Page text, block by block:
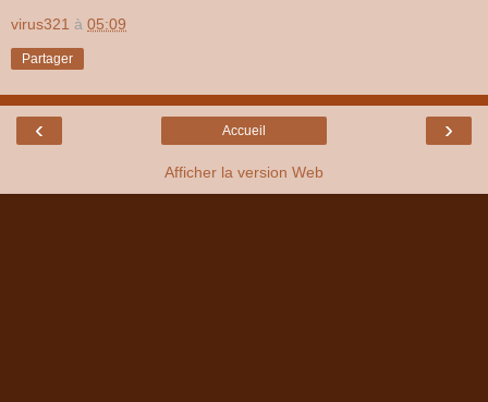
virus321 à 05:09
Partager
‹ ›
Accueil
Afficher la version Web